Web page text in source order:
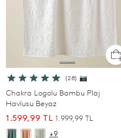
(28) 📷
Chakra Logolu Bambu Plaj
Havlusu Beyaz
1.599,99 TL 1.999,99 TL
+9